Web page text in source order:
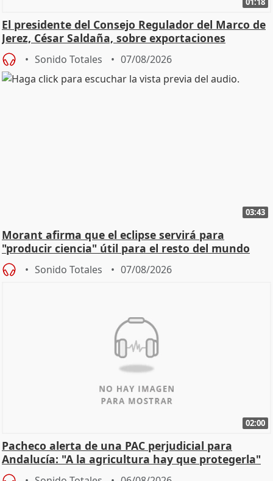
El presidente del Consejo Regulador del Marco de
Jerez, César Saldaña, sobre exportaciones
Sonido Totales 07/08/2026
03:43
Morant afirma que el eclipse servirá para
"producir ciencia" útil para el resto del mundo
Sonido Totales 07/08/2026
02:00
Pacheco alerta de una PAC perjudicial para
Andalucía: "A la agricultura hay que protegerla"